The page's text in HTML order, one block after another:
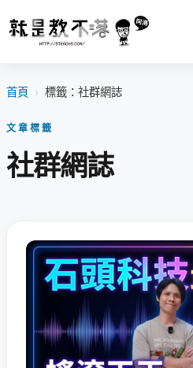
首頁 › 標籤：社群網誌
文章標籤
社群網誌